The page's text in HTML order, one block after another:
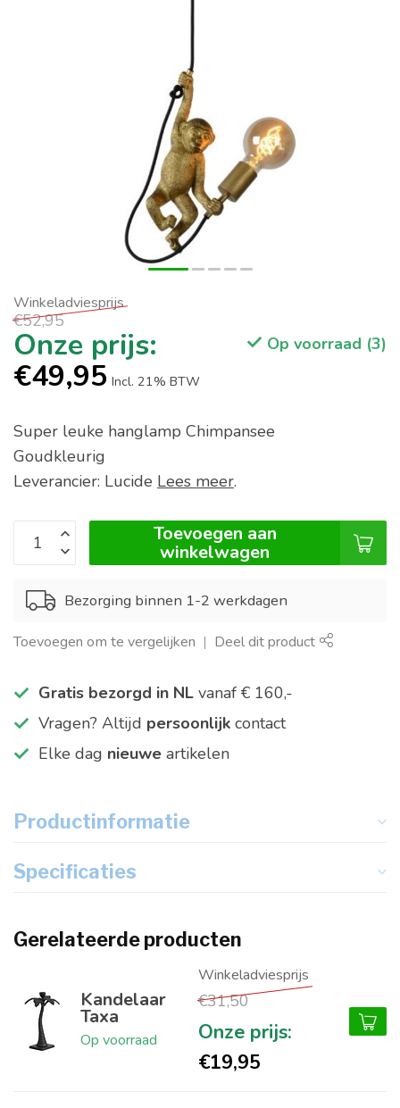
€52,95
€49,95 Incl. 21% BTW
Op voorraad (3)
Super leuke hanglamp Chimpansee
Goudkleurig
Leverancier: Lucide Lees meer.
Toevoegen aan
winkelwagen
Bezorging binnen 1-2 werkdagen
Toevoegen om te vergelijken Deel dit product
Gratis bezorgd in NL vanaf € 160,-
Vragen? Altijd persoonlijk contact
Elke dag nieuwe artikelen
Productinformatie
Specificaties
Gerelateerde producten
Kandelaar
Taxa
Op voorraad
€31,50
€19,95